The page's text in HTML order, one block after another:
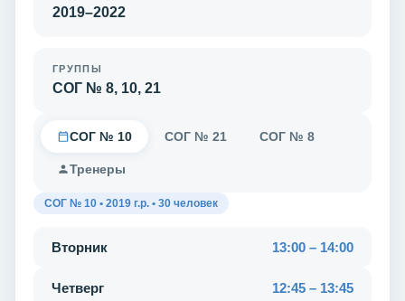
2019–2022
ГРУППЫ
СОГ № 8, 10, 21
СОГ № 10 СОГ № 21 СОГ № 8
Тренеры
СОГ № 10 • 2019 г.р. • 30 человек
Вторник 13:00 – 14:00
Четверг 12:45 – 13:45